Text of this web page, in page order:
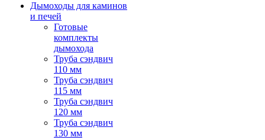
Дымоходы для каминов
и печей
Готовые
комплекты
дымохода
Труба сэндвич
110 мм
Труба сэндвич
115 мм
Труба сэндвич
120 мм
Труба сэндвич
130 мм